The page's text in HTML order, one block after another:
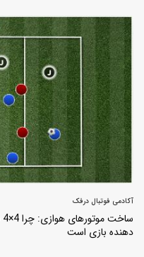
آکادمی فوتبال درفک
دهنده بازی است